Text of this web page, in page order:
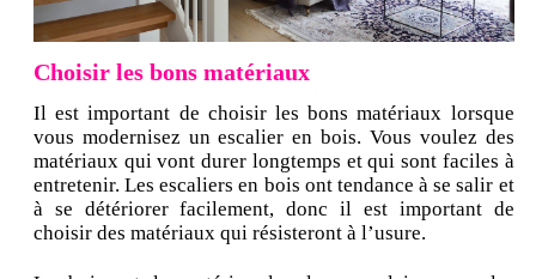
Choisir les bons matériaux
Il est important de choisir les bons matériaux lorsque
vous modernisez un escalier en bois. Vous voulez des
matériaux qui vont durer longtemps et qui sont faciles à
entretenir. Les escaliers en bois ont tendance à se salir et
à se détériorer facilement, donc il est important de
choisir des matériaux qui résisteront à l’usure.